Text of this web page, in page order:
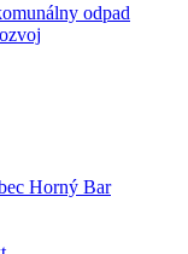
odpad
Horný Bar